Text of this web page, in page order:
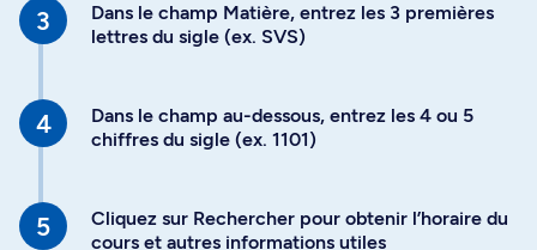
Dans le champ Matière, entrez les 3 premières
lettres du sigle (ex. SVS)
Dans le champ au-dessous, entrez les 4 ou 5
chiffres du sigle (ex. 1101)
Cliquez sur Rechercher pour obtenir l’horaire du
cours et autres informations utiles